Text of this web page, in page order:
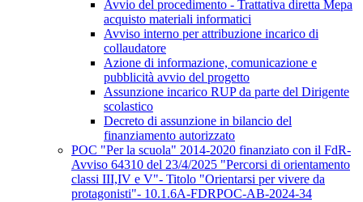
Avvio del procedimento - Trattativa diretta Mepa
acquisto materiali informatici
Avviso interno per attribuzione incarico di
collaudatore
Azione di informazione, comunicazione e
pubblicità avvio del progetto
Assunzione incarico RUP da parte del Dirigente
scolastico
Decreto di assunzione in bilancio del
finanziamento autorizzato
POC "Per la scuola" 2014-2020 finanziato con il FdR-
Avviso 64310 del 23/4/2025 "Percorsi di orientamento
classi III,IV e V"- Titolo "Orientarsi per vivere da
protagonisti"- 10.1.6A-FDRPOC-AB-2024-34